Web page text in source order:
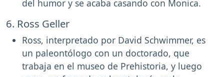
del humor y se acaba casando con Monica.
6. Ross Geller
Ross, interpretado por David Schwimmer, es
un paleontólogo con un doctorado, que
trabaja en el museo de Prehistoria, y luego